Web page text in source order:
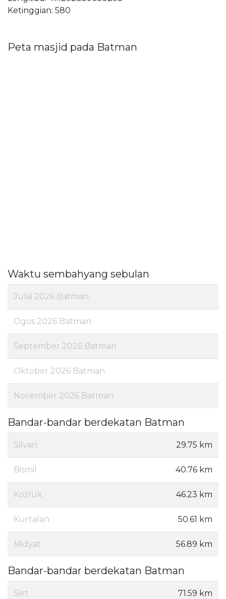
Ketinggian: 580
Peta masjid pada Batman
Waktu sembahyang sebulan
Julai 2026 Batman
Ogos 2026 Batman
September 2026 Batman
Oktober 2026 Batman
November 2026 Batman
Bandar-bandar berdekatan Batman
Silvan 29.75 km
Bismil 40.76 km
Kozluk 46.23 km
Kurtalan 50.61 km
Midyat 56.89 km
Bandar-bandar berdekatan Batman
Siirt 71.59 km